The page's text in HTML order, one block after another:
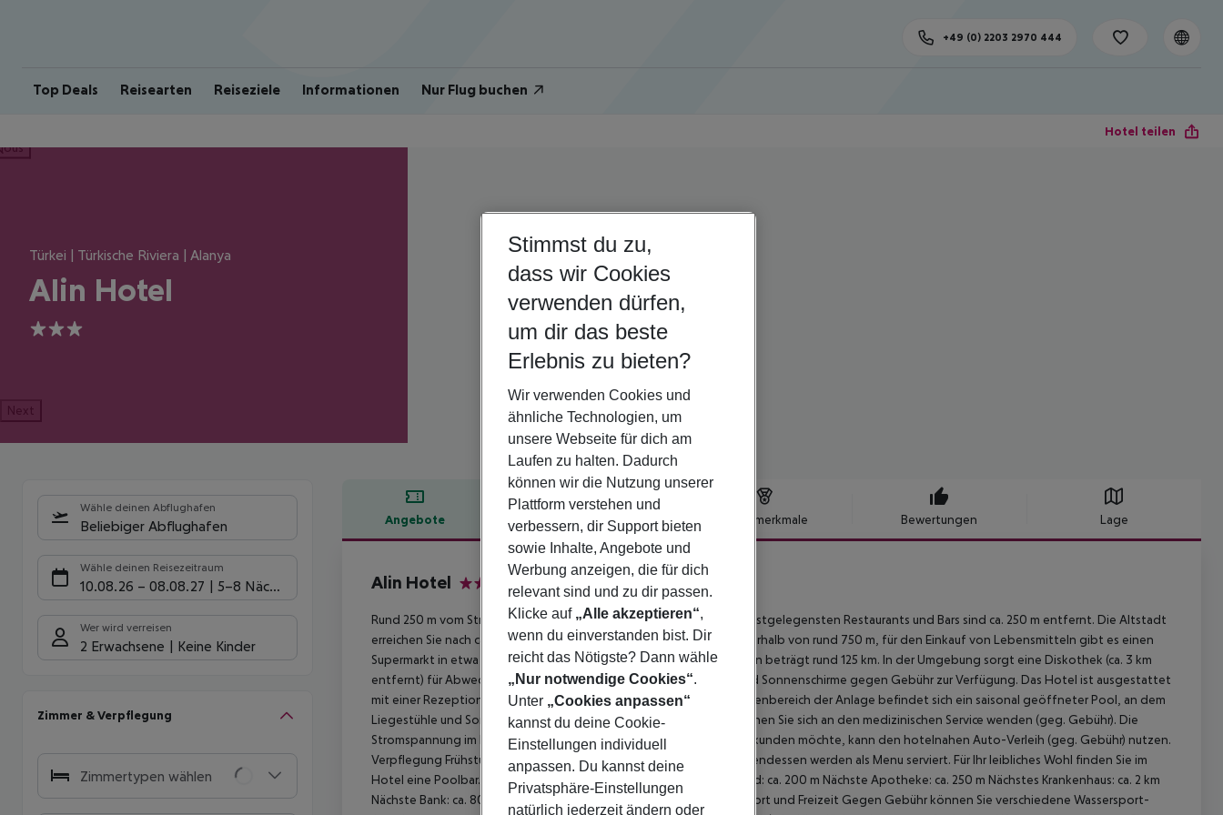
Top Deals Reisearten Reiseziele Informationen Nur Flug buchen
+49 (0) 2203 2970 444
Hotel teilen
Türkei | Türkische Riviera | Alanya
Alin Hotel
3
Next
Wähle deinen Abflughafen
Beliebiger Abflughafen
Wähle deinen Reisezeitraum
10.08.26 – 08.08.27 5-8 Nächte
Wer wird verreisen
2 Erwachsene Keine Kinder
Zimmer & Verpflegung
Zimmertypen wählen
Angebote Hotelbeschreibung Hotelmerkmale Bewertungen Lage
Hotelbeschreibung
Alin Hotel
Rund 250 m vom Strand entfernt liegt das Hotel Alin Hotel. Die nächstgelegensten Restaurants und Bars sind ca. 250 m entfernt. Die Altstadt
erreichen Sie nach ca. 2,5 km. Shoppingmöglichkeiten finden Sie innerhalb von rund 750 m, für den Einkauf von Lebensmitteln gibt es einen
Supermarkt in etwa 300 m Entfernung. Die Entfernung zum Flughafen beträgt rund 125 km. In der Umgebung sorgt eine Diskothek (ca. 3 km
entfernt) für Abwechslung im Urlaub. Am Strand stehen Auflagen und Sonnenschirme gegen Gebühr zur Verfügung. Das Hotel ist ausgestattet
mit einer Rezeption, einer Lobbybar, WLAN sowie einem Lift. Im Außenbereich der Anlage befindet sich ein saisonal geöffneter Pool, an dem
Liegestühle und Sonnenschirme für Sie bereitstehen. Bei Bedarf können Sie sich an den medizinischen Service wenden (geg. Gebühr). Die
Stromspannung im Hotel beträgt 220 Volt. Wer die Urlaubsregion erkunden möchte, kann den hotelnahen Auto-Verleih (geg. Gebühr) nutzen.
Verpflegung Frühstück wird vom Buffet angeboten. Mittag- und Abendessen werden als Menu serviert. Für Ihr leibliches Wohl finden Sie im
Hotel eine Poolbar. Entfernungen Bushaltestelle: ca. 600 m Taxistand: ca. 200 m Nächste Apotheke: ca. 250 m Nächstes Krankenhaus: ca. 2 km
Nächste Bank: ca. 800 m Nächste Touristeninformation: ca. 500 m Sport und Freizeit Gegen Gebühr können Sie verschiedene Wassersport-
Stimmst du zu,
dass wir Cookies
verwenden dürfen,
um dir das beste
Erlebnis zu bieten?
Wir verwenden Cookies und
ähnliche Technologien, um
unsere Webseite für dich am
Laufen zu halten. Dadurch
können wir die Nutzung unserer
Plattform verstehen und
verbessern, dir Support bieten
sowie Inhalte, Angebote und
Werbung anzeigen, die für dich
relevant sind und zu dir passen.
Klicke auf „Alle akzeptieren“,
wenn du einverstanden bist. Dir
reicht das Nötigste? Dann wähle
„Nur notwendige Cookies“.
Unter „Cookies anpassen“
kannst du deine Cookie-
Einstellungen individuell
anpassen. Du kannst deine
Privatsphäre-Einstellungen
natürlich jederzeit ändern oder